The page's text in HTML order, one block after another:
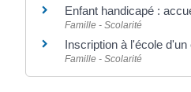
Enfant handicapé :
Famille - Scolarité
Inscription à l'école
Famille - Scolarité